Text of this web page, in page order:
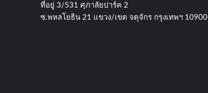
ที่อยู่​ 3/531​ ศุภาลัยปาร์ค​ 2
ซ.พหลโยธิน​ 21​ แขวง/เขต​ จตุจักร​ กรุงเทพฯ 10900